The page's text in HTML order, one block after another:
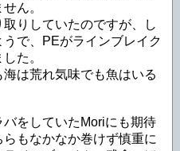
ん。
りしていたのですが、し
で、PEがラインブレイク
た。
は荒れ気味でも魚はいる
をしていたMoriにも期待
もなかなか巻けず慎重に